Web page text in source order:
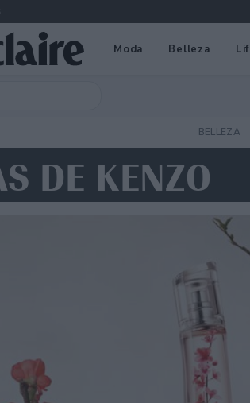
Moda Belleza
BELLEZA
DE KENZO